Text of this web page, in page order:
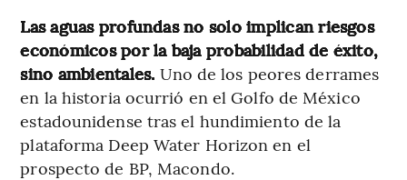
Las aguas profundas no solo implican riesgos
económicos por la baja probabilidad de éxito,
sino ambientales. Uno de los peores derrames
en la historia ocurrió en el Golfo de México
estadounidense tras el hundimiento de la
plataforma Deep Water Horizon en el
prospecto de BP, Macondo.